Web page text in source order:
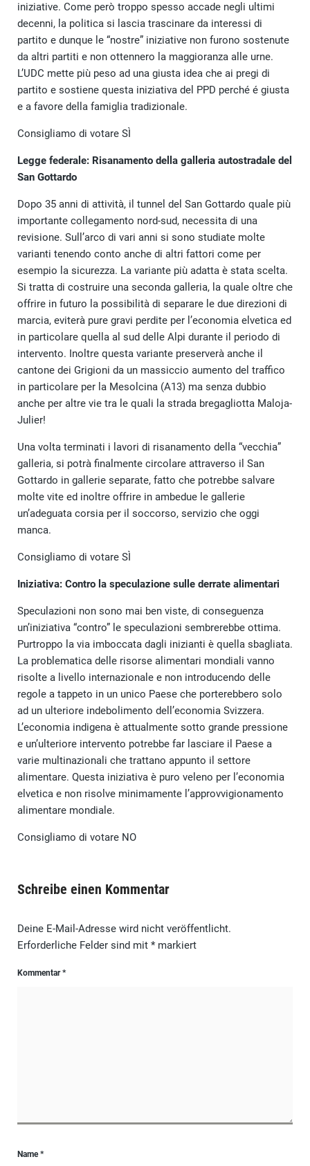
iniziative. Come però troppo spesso accade negli ultimi
decenni, la politica si lascia trascinare da interessi di
partito e dunque le “nostre” iniziative non furono sostenute
da altri partiti e non ottennero la maggioranza alle urne.
L’UDC mette più peso ad una giusta idea che ai pregi di
partito e sostiene questa iniziativa del PPD perché é giusta
e a favore della famiglia tradizionale.
Consigliamo di votare SÌ
Legge federale: Risanamento della galleria autostradale del
San Gottardo
Dopo 35 anni di attività, il tunnel del San Gottardo quale più
importante collegamento nord-sud, necessita di una
revisione. Sull’arco di vari anni si sono studiate molte
varianti tenendo conto anche di altri fattori come per
esempio la sicurezza. La variante più adatta è stata scelta.
Si tratta di costruire una seconda galleria, la quale oltre che
offrire in futuro la possibilità di separare le due direzioni di
marcia, eviterà pure gravi perdite per l’economia elvetica ed
in particolare quella al sud delle Alpi durante il periodo di
intervento. Inoltre questa variante preserverà anche il
cantone dei Grigioni da un massiccio aumento del traffico
in particolare per la Mesolcina (A13) ma senza dubbio
anche per altre vie tra le quali la strada bregagliotta Maloja-
Julier!
Una volta terminati i lavori di risanamento della “vecchia”
galleria, si potrà finalmente circolare attraverso il San
Gottardo in gallerie separate, fatto che potrebbe salvare
molte vite ed inoltre offrire in ambedue le gallerie
un’adeguata corsia per il soccorso, servizio che oggi
manca.
Consigliamo di votare SÌ
Iniziativa: Contro la speculazione sulle derrate alimentari
Speculazioni non sono mai ben viste, di conseguenza
un’iniziativa “contro” le speculazioni sembrerebbe ottima.
Purtroppo la via imboccata dagli inizianti è quella sbagliata.
La problematica delle risorse alimentari mondiali vanno
risolte a livello internazionale e non introducendo delle
regole a tappeto in un unico Paese che porterebbero solo
ad un ulteriore indebolimento dell’economia Svizzera.
L’economia indigena è attualmente sotto grande pressione
e un’ulteriore intervento potrebbe far lasciare il Paese a
varie multinazionali che trattano appunto il settore
alimentare. Questa iniziativa è puro veleno per l’economia
elvetica e non risolve minimamente l’approvvigionamento
alimentare mondiale.
Consigliamo di votare NO
Schreibe einen Kommentar
Deine E-Mail-Adresse wird nicht veröffentlicht.
Erforderliche Felder sind mit *markiert
Kommentar*
Name*